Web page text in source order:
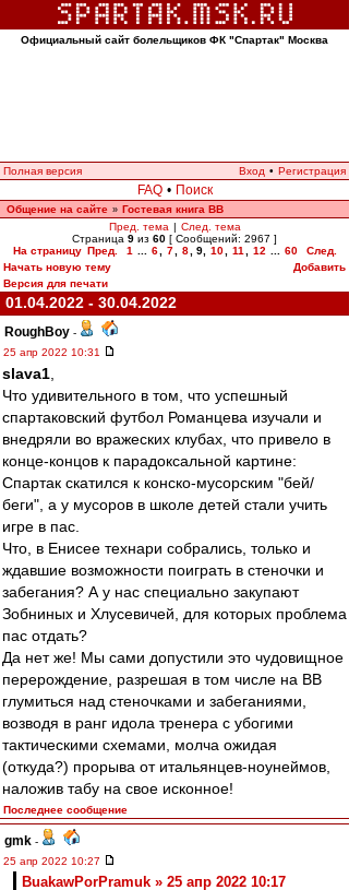
Официальный сайт болельщиков ФК "Спартак" Москва
Полная версия Вход • Регистрация
FAQ • Поиск
Общение на сайте » Гостевая книга ВВ
Пред. тема | След. тема
Страница 9 из 60 [ Сообщений: 2967 ]
На страницу Пред. 1 6 7 8 9, 10 11 12 60
След.
Начать новую тему
Добавить
Версия для печати
01.04.2022 - 30.04.2022
RoughBoy -
25 апр 2022 10:31
slava1
Что удивительного в том, что успешный
спартаковский футбол Романцева изучали и
внедряли во вражеских клубах, что привело в
конце-концов к парадоксальной картине:
Спартак скатился к конско-мусорским "бей/
беги", а у мусоров в школе детей стали учить
игре в пас.
Что, в Енисее технари собрались, только и
ждавшие возможности поиграть в стеночки и
забегания? А у нас специально закупают
Зобниных и Хлусевичей, для которых проблема
пас отдать?
Да нет же! Мы сами допустили это чудовищное
перерождение, разрешая в том числе на ВВ
глумиться над стеночками и забеганиями,
возводя в ранг идола тренера с убогими
тактическими схемами, молча ожидая
(откуда?) прорыва от итальянцев-ноунеймов,
наложив табу на свое исконное!
Последнее сообщение
gmk -
25 апр 2022 10:27
BuakawPorPramuk » 25 апр 2022 10:17